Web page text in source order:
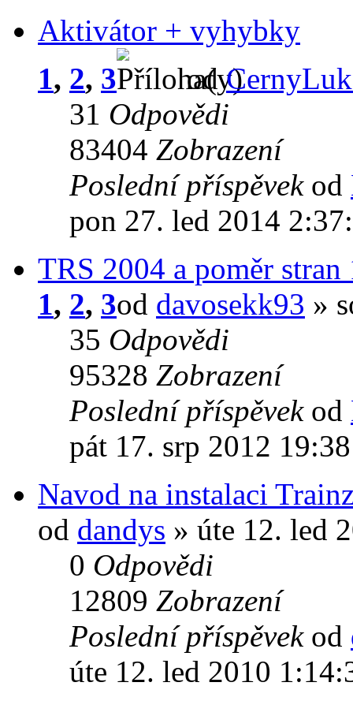
Aktivátor + vyhybky
1, 2, 3 od
31 Odpovědi
83404 Zobrazení
Poslední příspěvek od
pon 27. led 2014
TRS 2004 a poměr stran
1, 2, 3od davosekk93 »
35 Odpovědi
95328 Zobrazení
Poslední příspěvek od
pát 17. srp 2012
Navod na instalaci
od dandys » úte 12. led
0 Odpovědi
12809 Zobrazení
Poslední příspěvek od
úte 12. led 2010